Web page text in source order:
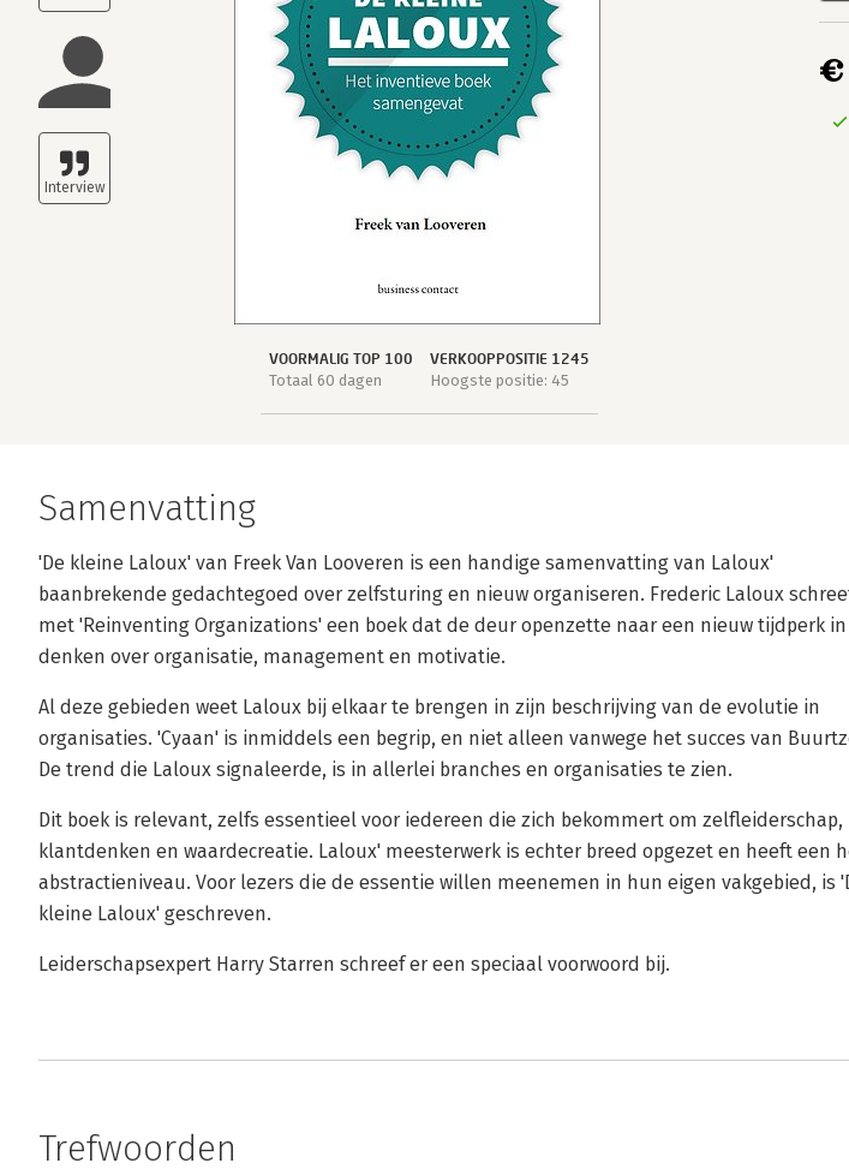
VOORMALIG TOP 100
Totaal 60 dagen
VERKOOPPOSITIE 1245
Hoogste positie: 45
€
Samenvatting
'De kleine Laloux' van Freek Van Looveren is een handige samenvatting van Laloux'
baanbrekende gedachtegoed over zelfsturing en nieuw organiseren. Frederic Laloux
met 'Reinventing Organizations' een boek dat de deur openzette naar een nieuw tijdperk
denken over organisatie, management en motivatie.
Al deze gebieden weet Laloux bij elkaar te brengen in zijn beschrijving van de evolutie in
organisaties. 'Cyaan' is inmiddels een begrip, en niet alleen vanwege het succes van
De trend die Laloux signaleerde, is in allerlei branches en organisaties te zien.
Dit boek is relevant, zelfs essentieel voor iedereen die zich bekommert om zelfleiderschap,
klantdenken en waardecreatie. Laloux' meesterwerk is echter breed opgezet en heeft een
abstractieniveau. Voor lezers die de essentie willen meenemen in hun eigen vakgebied, is
kleine Laloux' geschreven.
Leiderschapsexpert Harry Starren schreef er een speciaal voorwoord bij.
Trefwoorden